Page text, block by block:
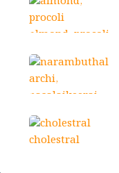
almond, procoli
narambuthalar
chi,
pasalaikeerai
cholestral